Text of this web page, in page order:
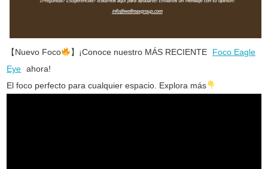
【Nuevo Foco 】¡Conoce nuestro MÁS RECIENTE
Foco Eagle
Eye ahora!
El foco perfecto para cualquier espacio. Explora más